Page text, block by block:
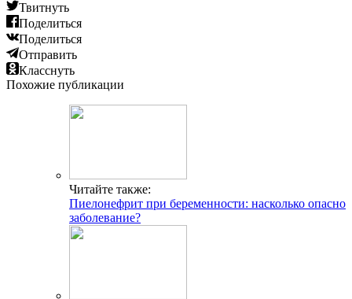
Твитнуть
Поделиться
Поделиться
Отправить
Класснуть
Похожие публикации
Читайте также:
Пиелонефрит при беременности: насколько опасно
заболевание?